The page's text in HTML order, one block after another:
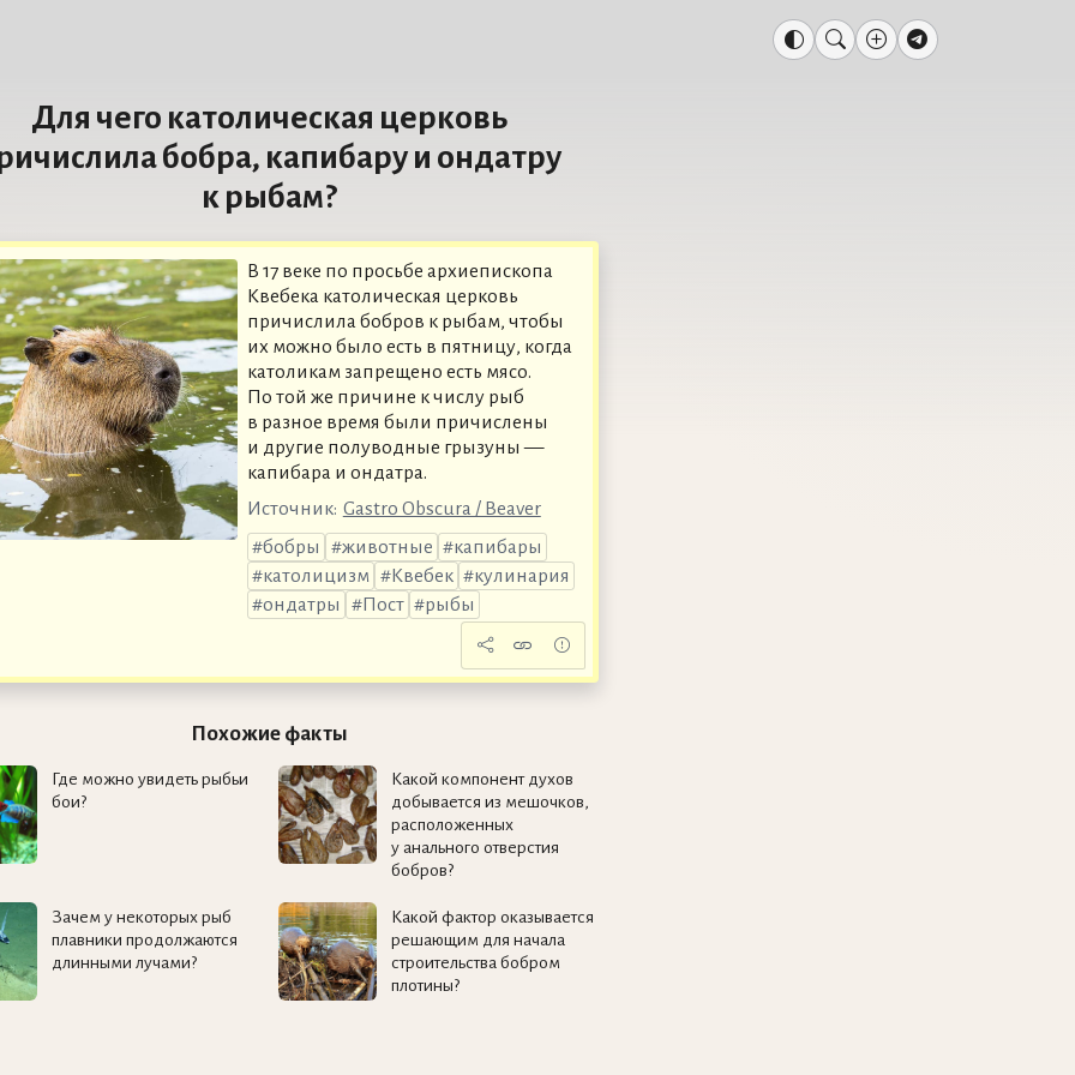
Для чего католическая церковь
бобра, капибару и ондатру
к рыбам?
В 17 веке по просьбе архиепископа
Квебека католическая церковь
причислила бобров к рыбам, чтобы
их можно было есть в пятницу, когда
католикам запрещено есть мясо.
По той же причине к числу рыб
в разное время были причислены
и другие полуводные грызуны —
капибара и ондатра.
Источник: Gastro Obscura / Beaver
бобры
животные
капибары
католицизм
Квебек
кулинария
ондатры
Пост рыбы
Похожие факты
Где можно увидеть рыбьи
бои?
Какой компонент духов
добывается из мешочков,
расположенных
у анального отверстия
бобров?
Зачем у некоторых рыб
плавники продолжаются
длинными лучами?
Какой фактор оказывается
решающим для начала
строительства бобром
плотины?